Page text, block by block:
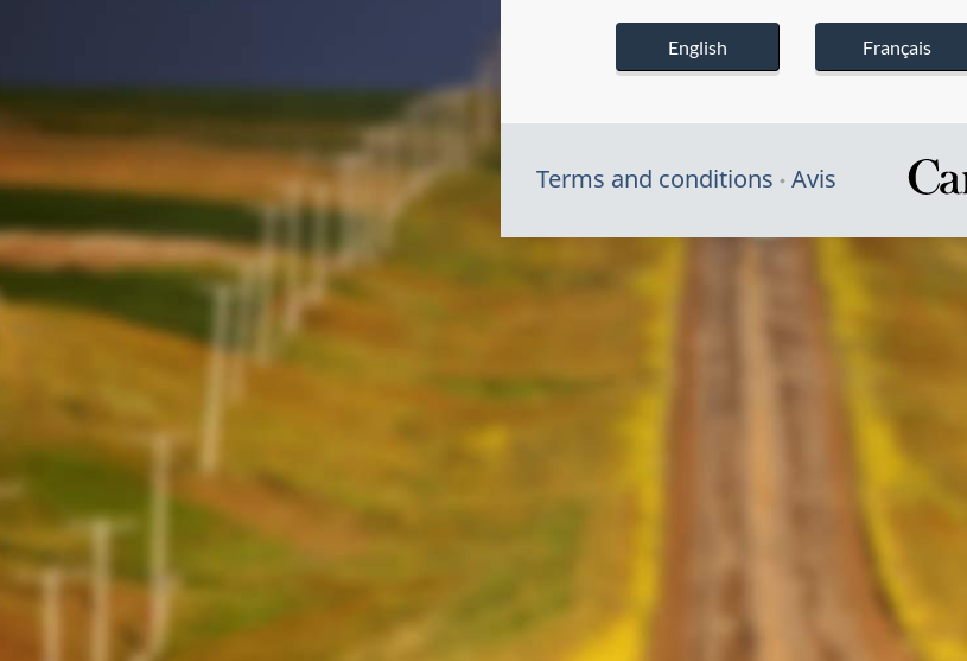
English Français
Terms and conditions Avis